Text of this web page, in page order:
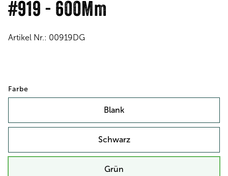
#919 - 600Mm
Artikel Nr.: 00919DG
Farbe
Blank
Schwarz
Grün